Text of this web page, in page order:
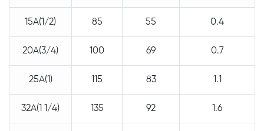
15A(1/2) 85 55 0.4
20A(3/4) 100 69 0.7
25A(1) 115 83 1.1
32A(1 1/4) 135 92 1.6